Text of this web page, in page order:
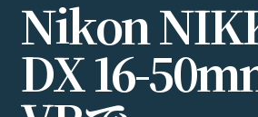
NikonNIK
DX16-50m